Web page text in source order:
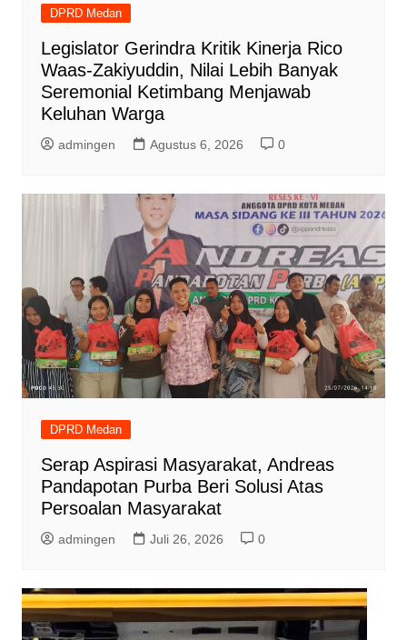
DPRD Medan
Legislator Gerindra Kritik Kinerja Rico
Waas-Zakiyuddin, Nilai Lebih Banyak
Seremonial Ketimbang Menjawab
Keluhan Warga
admingen Agustus 6, 2026 0
DPRD Medan
Serap Aspirasi Masyarakat, Andreas
Pandapotan Purba Beri Solusi Atas
Persoalan Masyarakat
admingen Juli 26, 2026 0